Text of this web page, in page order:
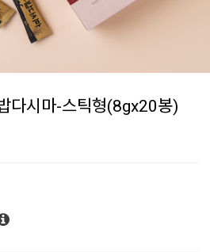
다시마-스틱형(8gx20봉)